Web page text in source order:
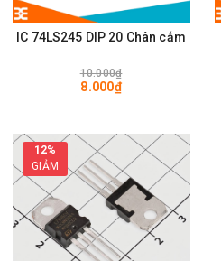
IC 74LS245 DIP 20 Chân cắm
10.000₫
8.000₫
12%
GIẢM